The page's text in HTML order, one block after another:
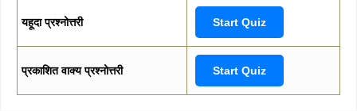
यहूदा प्रश्नोत्तरी Start Quiz
प्रकाशित वाक्य प्रश्नोत्तरी Start Quiz